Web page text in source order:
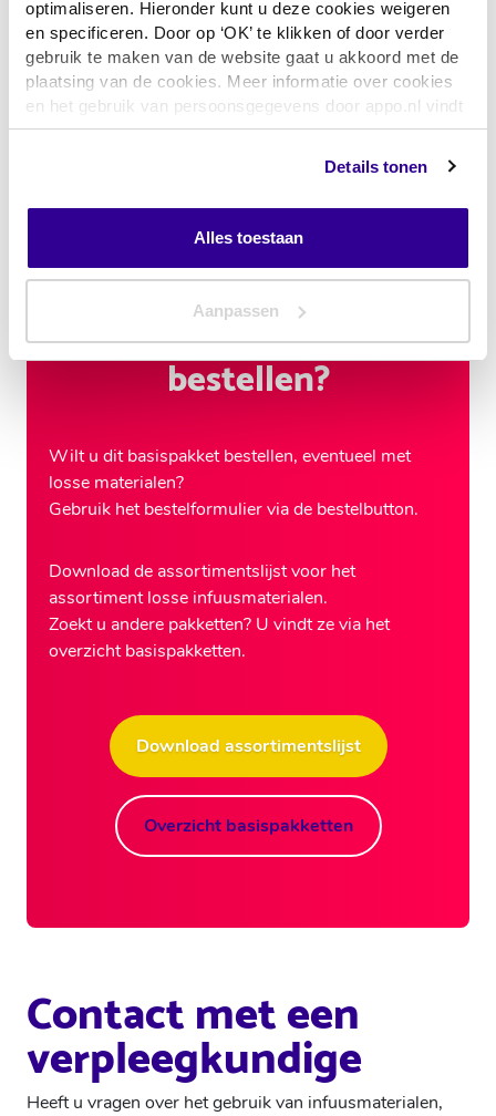
optimaliseren. Hieronder kunt u deze cookies weigeren
en specificeren. Door op ‘OK’ te klikken of door verder
gebruik te maken van de website gaat u akkoord met de
plaatsing van de cookies. Meer informatie over cookies
en het gebruik van persoonsgegevens door appo.nl vindt
uhier
Details tonen
Alles toestaan
Aanpassen
Bij inzet pakket uit depot
Ziekenhuisdepot aanvullen
Dit basispakket of
andere materialen
bestellen?
Wilt u dit basispakket bestellen, eventueel met
losse materialen?
Gebruik het bestelformulier via de bestelbutton.
Download de assortimentslijst voor het
assortiment losse infuusmaterialen.
Zoekt u andere pakketten? U vindt ze via het
overzicht basispakketten.
Download assortimentslijst
Overzicht basispakketten
Contact met een
verpleegkundige
Heeft u vragen over het gebruik van infuusmaterialen,